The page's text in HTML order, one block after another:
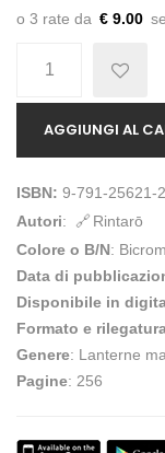
€ 9.00
AGGIUNGI AL
ISBN: 9-791-25621-
Autori:
Rintarō
Colore o B/N:
Data di
Disponibile in
Formato e
Genere: Lanterne
Pagine: 256